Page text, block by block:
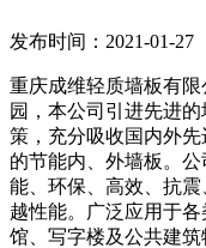
发布时间：2021-01-27
重庆成维轻质墙板有
园，本公司引进先进
策，充分吸收国内外
的节能内、外墙板。
能、环保、高效、抗
越性能。广泛应用于
馆、写字楼及公共建